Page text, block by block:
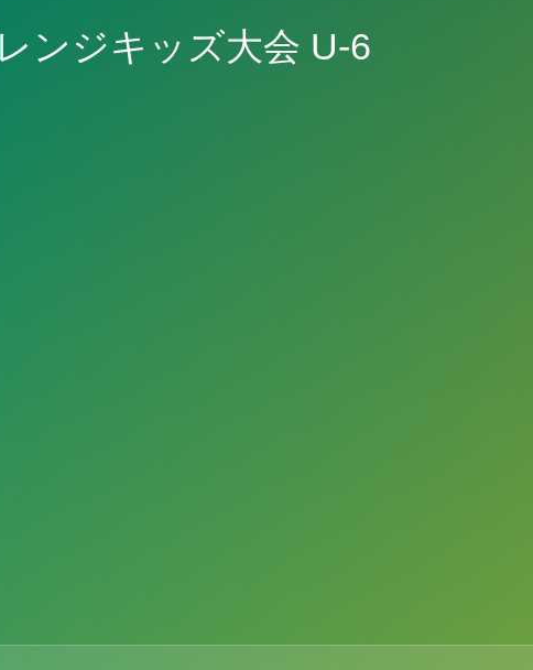
ンジキッズ大会 U-6